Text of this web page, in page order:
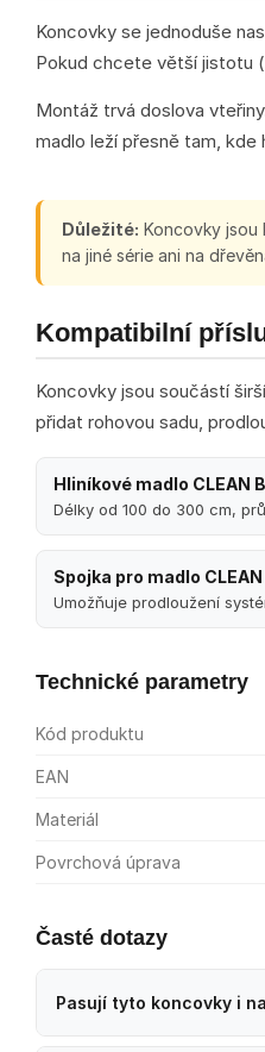
Koncovky se jednoduše
Pokud chcete větší jistotu
Montáž trvá doslova
madlo leží přesně tam, kde
Důležité: Koncovky jsou
na jiné série ani na
Kompatibilní
Koncovky jsou součástí
přidat rohovou sadu,
Hliníkové madlo CLEAN
Délky od 100 do 300 cm,
Spojka pro madlo CLEAN
Umožňuje prodloužení
Technické parametry
Kód produktu
EAN
Materiál
Povrchová úprava
Časté dotazy
Pasují tyto koncovky i